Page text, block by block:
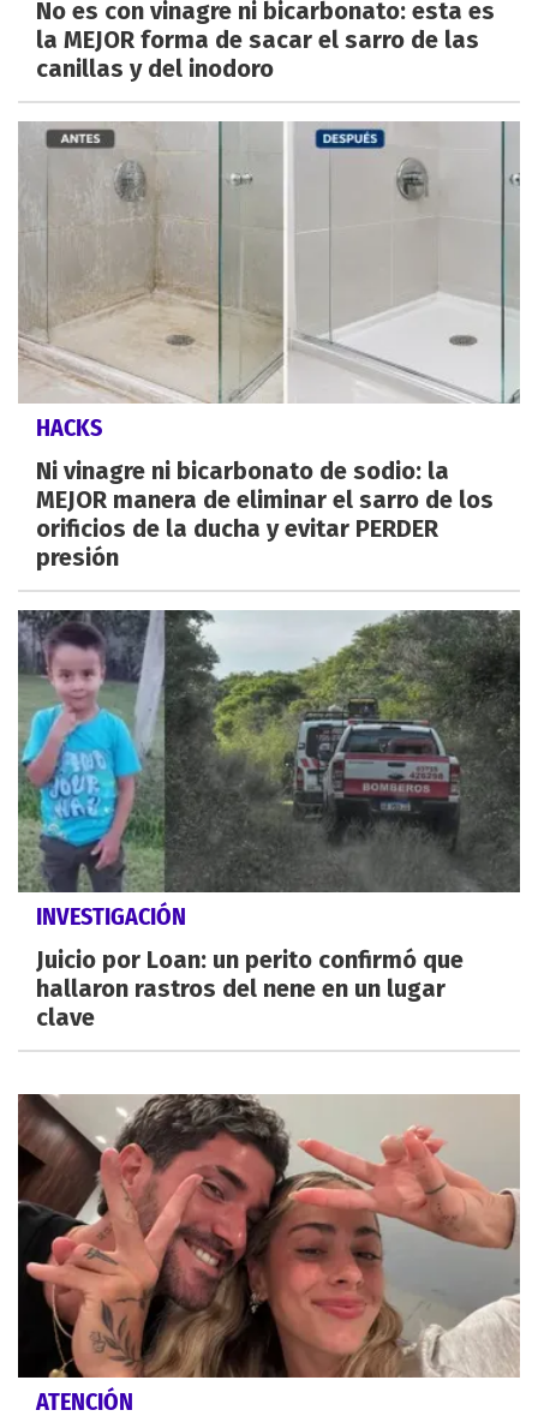
No es con vinagre ni bicarbonato: esta es
la MEJOR forma de sacar el sarro de las
canillas y del inodoro
HACKS
Ni vinagre ni bicarbonato de sodio: la
MEJOR manera de eliminar el sarro de los
orificios de la ducha y evitar PERDER
presión
INVESTIGACIÓN
Juicio por Loan: un perito confirmó que
hallaron rastros del nene en un lugar
clave
ATENCIÓN